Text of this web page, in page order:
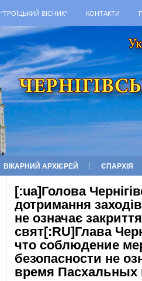
“ТРОЇЦЬКИЙ ВІСНИК” КОНТАКТИ
ВІКАРНИЙ АРХІЄРЕЙ ЄПАРХІЯ
[:ua]Голова
дотримання заходів
не означає
свят[:RU]Глава
что соблюдение
безопасности не
время Пасхальных